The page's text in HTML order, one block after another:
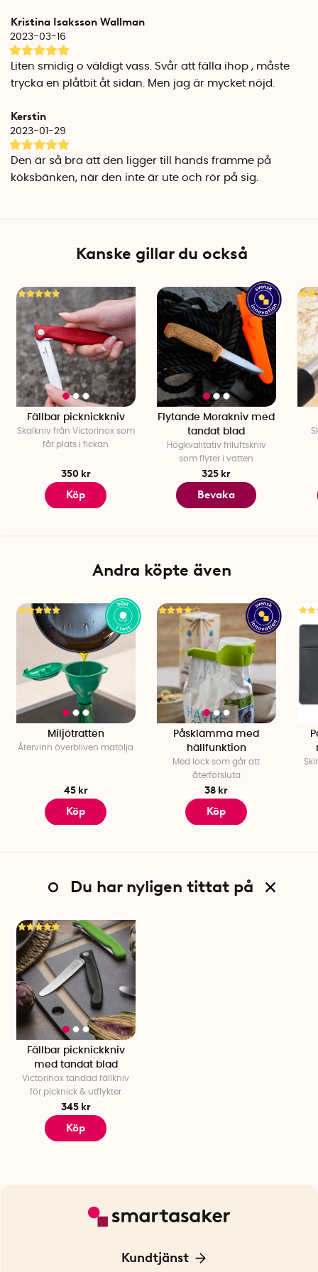
Schweizisk kvalitet
Knivarna tillverkas i Schweiz av det schweiziska företaget
Victorinox som har mer än 130 års erfarenhet av att tillverka
Finns även med rakt blad
Picknickkniven Victorinox Swiss Classic finns även med rakt
Längd: 13 cm / 23,2 cm
Bredd: 1,3 cm
Material: Rostfritt stål, PP-plast
Modell: Victorinox Swiss Classic
Vikt: 42 gram
Blad: Räfflat blad (tandat)
Kristina Isaksson Wallman
2023-03-16
Liten smidig o väldigt vass. Svår att fälla ihop , måste
trycka en plåtbit åt sidan. Men jag är mycket nöjd.
Kerstin
2023-01-29
Den är så bra att den ligger till hands framme på
köksbänken, när den inte är ute och rör på sig.
Kanske gillar du också
Fällbar picknickkniv
Skalkniv från Victorinox som
får plats i fickan
350 kr
Köp
Flytande Morakniv med
tandat blad
Högkvalitativ friluftskniv
som flyter i vatten
325 kr
Bevaka
Andra köpte även
Miljötratten
Återvinn överbliven matolja
45 kr
Köp
Påsklämma med
hällfunktion
Med lock som går att
återförsluta
38 kr
Köp
Du har nyligen tittat på
Fällbar picknickkniv
med tandat blad
Victorinox tandad fällkniv
för picknick & utflykter
345 kr
Köp
Kundtjänst